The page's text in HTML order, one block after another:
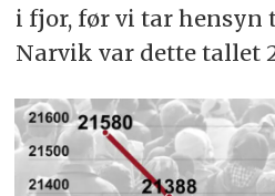
i fjor, før vi tar hensyn
Narvik var dette tallet